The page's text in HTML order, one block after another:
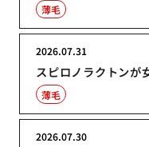
薄毛
スピロノラクトンが
2026.07.31
薄毛
2026.07.30